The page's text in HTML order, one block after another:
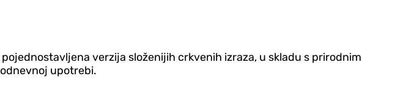
verzija složenijih crkvenih izraza, u skladu s prirodnim
upotrebi.